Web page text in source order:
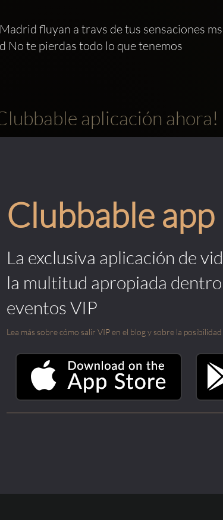
fluyan a travs de tus sensaciones
No te pierdas todo lo que tenemos
aplicación ahora!
Clubbable app
La exclusiva aplicación de
la multitud apropiada
eventos VIP
Lea más sobre cómo salir VIP en el blog y sobre la